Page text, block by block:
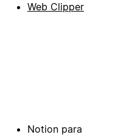
Web Clipper
Notion para